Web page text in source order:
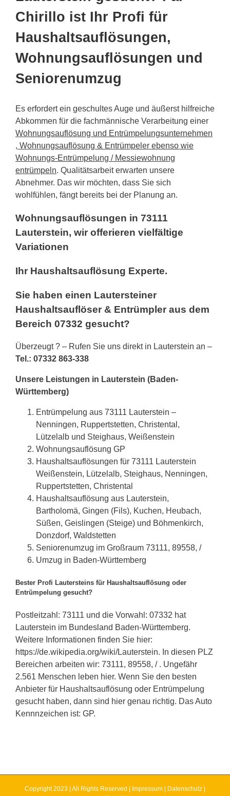
Chirillo ist Ihr Profi für
Haushaltsauflösungen,
Wohnungsauflösungen und
Seniorenumzug
Es erfordert ein geschultes Auge und äußerst hilfreiche
Abkommen für die fachmännische Verarbeitung einer
Wohnungsauflösung und Entrümpelungsunternehmen
, Wohnungsauflösung & Entrümpeler ebenso wie
Wohnungs-Entrümpelung / Messiewohnung
entrümpeln. Qualitätsarbeit erwarten unsere
Abnehmer. Das wir möchten, dass Sie sich
wohlfühlen, fängt bereits bei der Planung an.
Wohnungsauflösungen in 73111
Lauterstein, wir offerieren vielfältige
Variationen
Ihr Haushaltsauflösung Experte.
Sie haben einen Lautersteiner
Haushaltsauflöser & Entrümpler aus dem
Bereich 07332 gesucht?
Überzeugt ? – Rufen Sie uns direkt in Lauterstein an –
Tel.: 07332 863-338
Unsere Leistungen in Lauterstein (Baden-
Württemberg)
Entrümpelung aus 73111 Lauterstein –
Nenningen, Ruppertstetten, Christental,
Lützelalb und Steighaus, Weißenstein
Wohnungsauflösung GP
Haushaltsauflösungen für 73111 Lauterstein
Weißenstein, Lützelalb, Steighaus, Nenningen,
Ruppertstetten, Christental
Haushaltsauflösung aus Lauterstein,
Bartholomä, Gingen (Fils), Kuchen, Heubach,
Süßen, Geislingen (Steige) und Böhmenkirch,
Donzdorf, Waldstetten
Seniorenumzug im Großraum 73111, 89558, /
Umzug in Baden-Württemberg
Bester Profi Lautersteins für Haushaltsauflösung oder
Entrümpelung gesucht?
Postleitzahl: 73111 und die Vorwahl: 07332 hat
Lauterstein im Bundesland Baden-Württemberg.
Weitere Informationen finden Sie hier:
https://de.wikipedia.org/wiki/Lauterstein. In diesen PLZ
Bereichen arbeiten wir: 73111, 89558, / . Ungefähr
2.561 Menschen leben hier. Wenn Sie den besten
Anbieter für Haushaltsauflösung oder Entrümpelung
gesucht haben, dann sind hier genau richtig. Das Auto
Kennnzeichen ist: GP.
Copyright 2023 | All Rights Reserved | Impressum | Datenschutz |